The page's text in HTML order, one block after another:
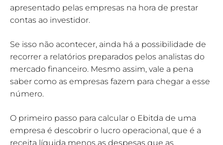
apresentado pelas empresas na hora de prestar
contas ao investidor.
Se isso não acontecer, ainda há a possibilidade de
recorrer a relatórios preparados pelos analistas do
mercado financeiro. Mesmo assim, vale a pena
saber como as empresas fazem para chegar a esse
número.
O primeiro passo para calcular o Ebitda de uma
empresa é descobrir o lucro operacional, que é a
receita líquida menos as despesas que as